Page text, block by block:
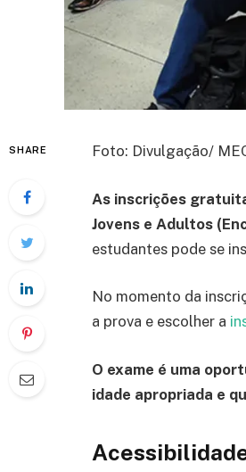
SHARE Foto: Divulgação/
As inscrições
Jovens e Adultos
estudantes pode se
No momento da
a prova e escolher a
O exame é uma
idade apropriada e